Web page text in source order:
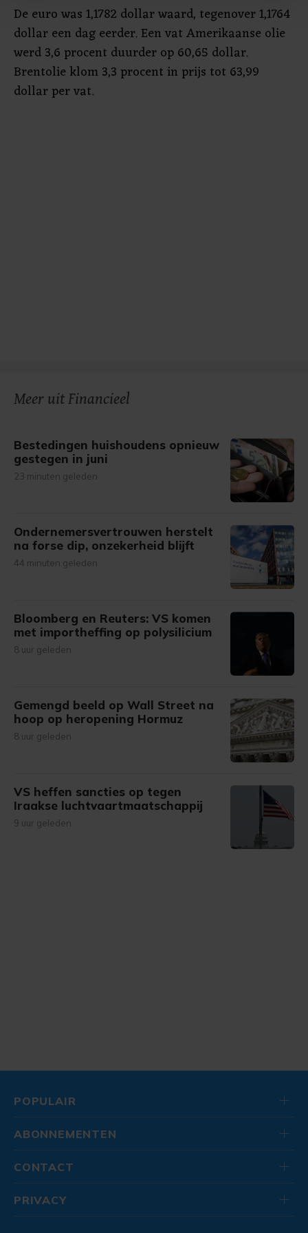
Met cookies werkt onze website beter en wordt jouw
bezoek makkelijker en persoonlijker. Op
onze cookiepagina kun je ons cookiebeleid bekijken en je
gemaakte keuze altijd wijzigen of intrekken.
De euro was 1,1782 dollar waard, tegenover 1,1764
dollar een dag eerder. Een vat Amerikaanse olie
werd 3,6 procent duurder op 60,65 dollar.
Brentolie klom 3,3 procent in prijs tot 63,99
dollar per vat.
Meer uit Financieel
Bestedingen huishoudens opnieuw
gestegen in juni
23 minuten geleden
Ondernemersvertrouwen herstelt
na forse dip, onzekerheid blijft
44 minuten geleden
Bloomberg en Reuters: VS komen
met importheffing op polysilicium
8 uur geleden
Gemengd beeld op Wall Street na
hoop op heropening Hormuz
8 uur geleden
VS heffen sancties op tegen
Iraakse luchtvaartmaatschappij
9 uur geleden
POPULAIR
ABONNEMENTEN
CONTACT
PRIVACY